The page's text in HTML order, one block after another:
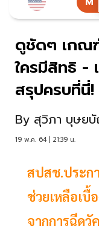
ดูชัดๆ เกณ
ใครมีสิทธิ -
สรุปครบที่นี่!
By สุวิภา บุษย
19 พ.ค. 64 | 21:39 น.
สปสช.ประก
ช่วยเหลือเบื้
จากการฉีดวั